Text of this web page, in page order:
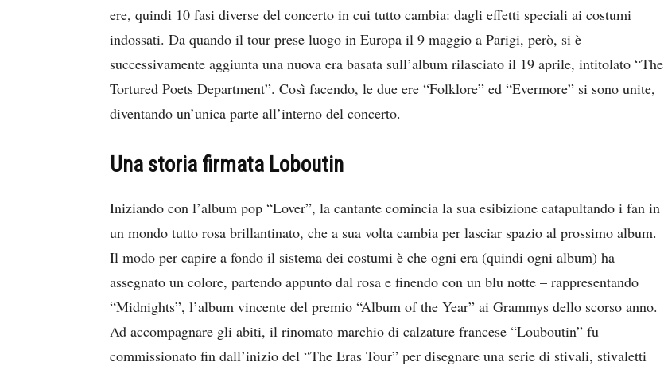
ere, quindi 10 fasi diverse del concerto in cui tutto cambia: dagli effetti speciali ai costumi
indossati. Da quando il tour prese luogo in Europa il 9 maggio a Parigi, però, si è
successivamente aggiunta una nuova era basata sull’album rilasciato il 19 aprile, intitolato “The
Tortured Poets Department”. Così facendo, le due ere “Folklore” ed “Evermore” si sono unite,
diventando un’unica parte all’interno del concerto.
Una storia firmata Loboutin
Iniziando con l’album pop “Lover”, la cantante comincia la sua esibizione catapultando i fan in
un mondo tutto rosa brillantinato, che a sua volta cambia per lasciar spazio al prossimo album.
Il modo per capire a fondo il sistema dei costumi è che ogni era (quindi ogni album) ha
assegnato un colore, partendo appunto dal rosa e finendo con un blu notte – rappresentando
“Midnights”, l’album vincente del premio “Album of the Year” ai Grammys dello scorso anno.
Ad accompagnare gli abiti, il rinomato marchio di calzature francese “Louboutin” fu
commissionato fin dall’inizio del “The Eras Tour” per disegnare una serie di stivali, stivaletti